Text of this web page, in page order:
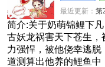
最近更新：第
更新时间：
简介:关于奶萌锦鲤下
古妖龙祸害天下苍生
力强悍，被他侥幸逃
道测算出他养的鲤鱼中